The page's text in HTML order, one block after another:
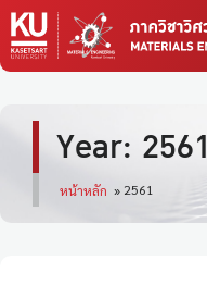
Year: 2561
หน้าหลัก » 2561